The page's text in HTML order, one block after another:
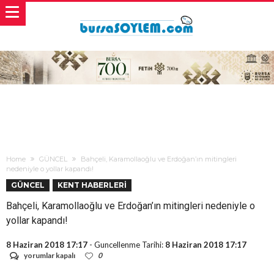
Home GÜNCEL
Bahçeli, Karamollaoğlu ve Erdoğan’ın mitingleri
nedeniyle o yollar kapandı!
GÜNCEL KENT HABERLERİ
Bahçeli, Karamollaoğlu ve Erdoğan’ın mitingleri nedeniyle o
yollar kapandı!
8 Haziran 2018 17:17 - Guncellenme Tarihi: 8 Haziran 2018 17:17
Bahçeli,
yorumlar kapalı 0